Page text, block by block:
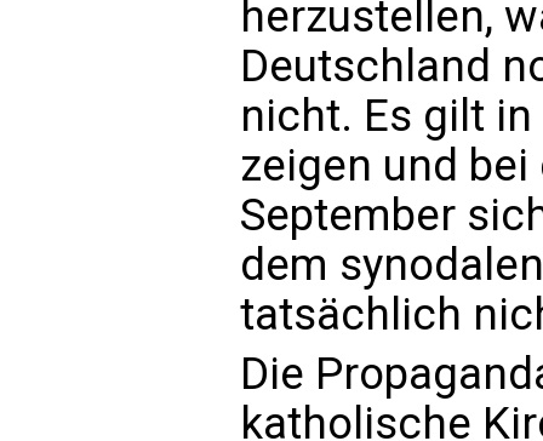
herzustellen,
Deutschland
nicht. Es gilt
zeigen und
September
dem synodalen
tatsächlich
Die
katholische